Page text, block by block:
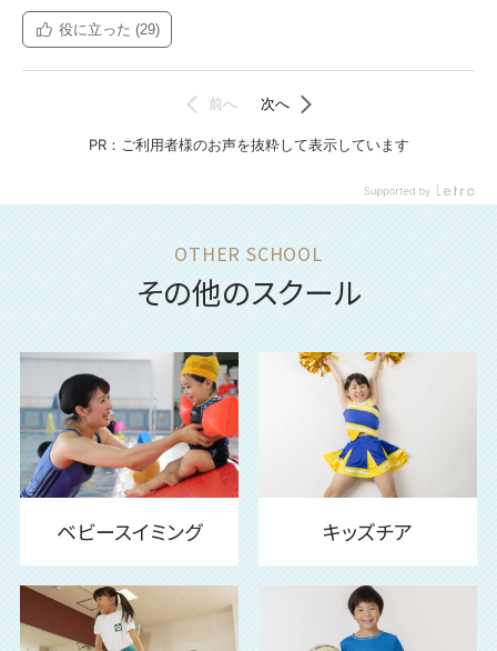
その他のスクール
ベビースイミング キッズチア